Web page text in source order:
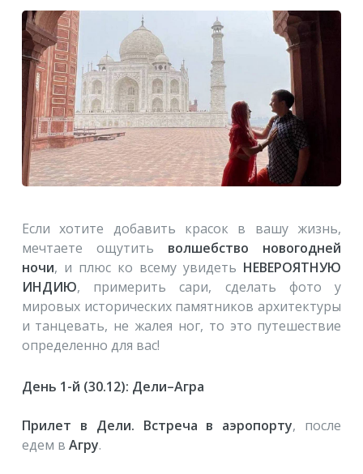
Если хотите добавить красок в вашу жизнь,
мечтаете ощутить волшебство новогодней
ночи, и плюс ко всему увидеть НЕВЕРОЯТНУЮ
ИНДИЮ, примерить сари, сделать фото у
мировых исторических памятников архитектуры
и танцевать, не жалея ног, то это путешествие
определенно для вас!
День 1-й (30.12): Дели–Агра
Прилет в Дели. Встреча в аэропорту, после
едем в Агру.